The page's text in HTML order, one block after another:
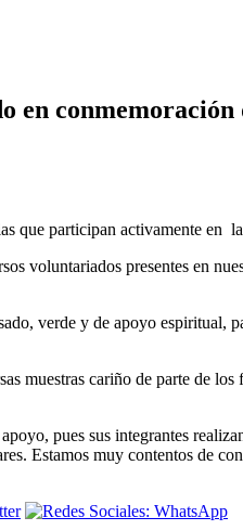
en conmemoración
que participan activamente en
voluntariados presentes en
verde y de apoyo
muestras cariño de parte de
pues sus integrantes
Estamos muy contentos de